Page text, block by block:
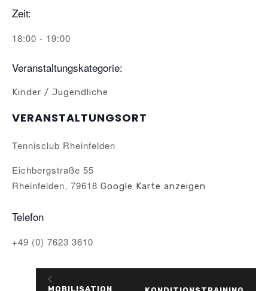
Zeit:
18:00 - 19:00
Veranstaltungskategorie:
Kinder / Jugendliche
VERANSTALTUNGSORT
Tennisclub Rheinfelden
Eichbergstraße 55
Rheinfelden, 79618 Google Karte anzeigen
Telefon
+49 (0) 7623 3610
MOBILISATION